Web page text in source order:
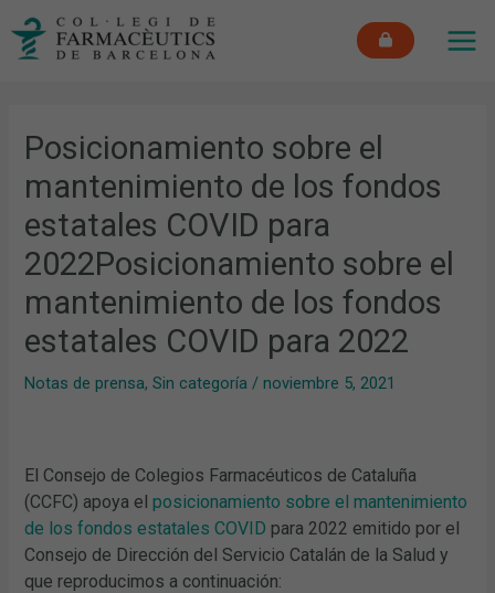
Posicionamiento sobre el
mantenimiento de los fondos
estatales COVID para
2022Posicionamiento sobre el
mantenimiento de los fondos
estatales COVID para 2022
Notas de prensa,Sin categoría /noviembre 5, 2021
El Consejo de Colegios Farmacéuticos de Cataluña
(CCFC) apoya elposicionamiento sobre el mantenimiento
de los fondos estatales COVID para 2022 emitido por el
Consejo de Dirección del Servicio Catalán de la Salud y
que reproducimos a continuación: